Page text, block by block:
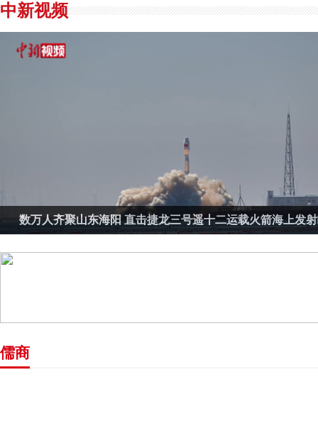
中新视频
数万人齐聚山东海阳 直击捷龙三号遥十二运载火箭海上发
儒商